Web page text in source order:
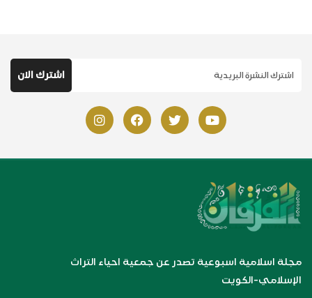
مجلة اسلامية اسبوعية تصدر عن جمعية احياء التراث
الإسلامي-الكويت